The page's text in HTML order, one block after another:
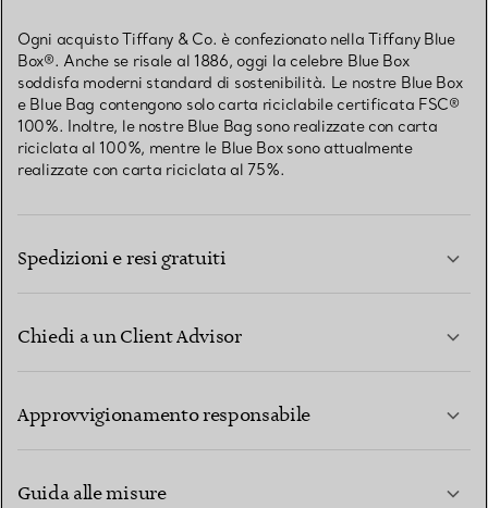
Ogni acquisto Tiffany & Co. è confezionato nella Tiffany Blue
Box®. Anche se risale al 1886, oggi la celebre Blue Box
soddisfa moderni standard di sostenibilità. Le nostre Blue Box
e Blue Bag contengono solo carta riciclabile certificata FSC®
100%. Inoltre, le nostre Blue Bag sono realizzate con carta
riciclata al 100%, mentre le Blue Box sono attualmente
realizzate con carta riciclata al 75%.
Spedizioni e resi gratuiti
Chiedi a un Client Advisor
Approvvigionamento responsabile
Guida alle misure